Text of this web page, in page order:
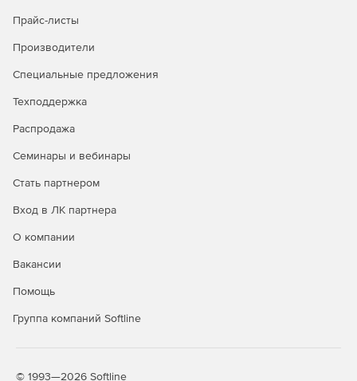
Прайс-листы
Производители
Специальные предложения
Техподдержка
Распродажа
Семинары и вебинары
Стать партнером
Вход в ЛК партнера
О компании
Вакансии
Помощь
Группа компаний Softline
© 1993—2026 Softline